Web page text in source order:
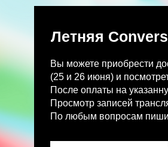
Вы можете приобрести
После оплаты на указанную
Просмотр записей
По любым вопросам пишите
КУПИТЬ ЗАПИСИ